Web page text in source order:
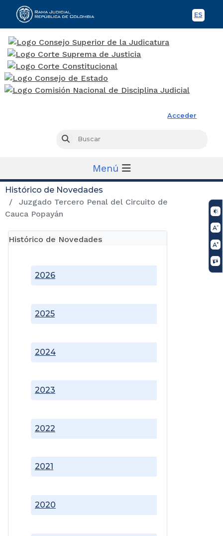
ES
Acceder
Buscar
Menú
Histórico de Novedades
Juzgado Tercero Penal del Circuito de
Cauca Popayán
Histórico de Novedades
2020
2021
2022
2023
2024
2025
2026